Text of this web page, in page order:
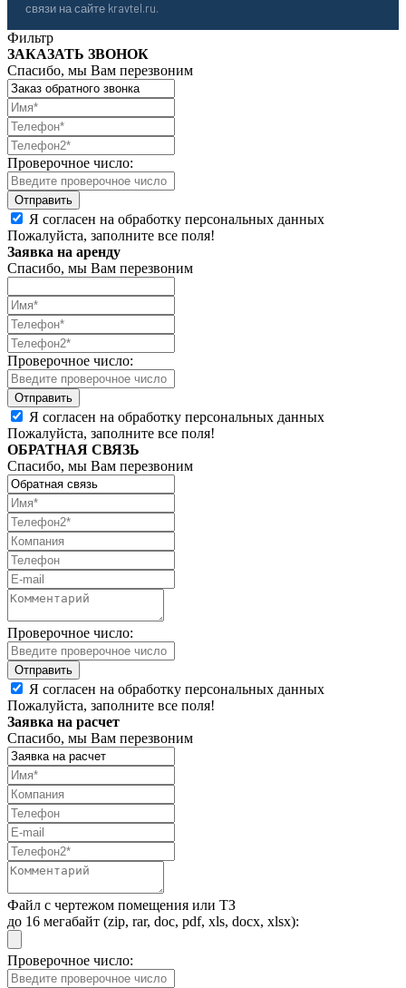
связи на сайте kravtel.ru.
Фильтр
ЗАКАЗАТЬ ЗВОНОК
Спасибо, мы Вам перезвоним
Проверочное число:
Я согласен на обработку персональных данных
Пожалуйста, заполните все поля!
Заявка на аренду
Спасибо, мы Вам перезвоним
Проверочное число:
Я согласен на обработку персональных данных
Пожалуйста, заполните все поля!
ОБРАТНАЯ СВЯЗЬ
Спасибо, мы Вам перезвоним
Проверочное число:
Я согласен на обработку персональных данных
Пожалуйста, заполните все поля!
Заявка на расчет
Спасибо, мы Вам перезвоним
Файл с чертежом помещения или ТЗ
до 16 мегабайт (zip, rar, doc, pdf, xls, docx, xlsx):
Проверочное число: